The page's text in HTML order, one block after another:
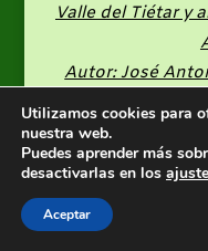
Valle del Tiétar y
Autor: José
Utilizamos cookies para
nuestra web.
Puedes aprender más
desactivarlas en los
Aceptar